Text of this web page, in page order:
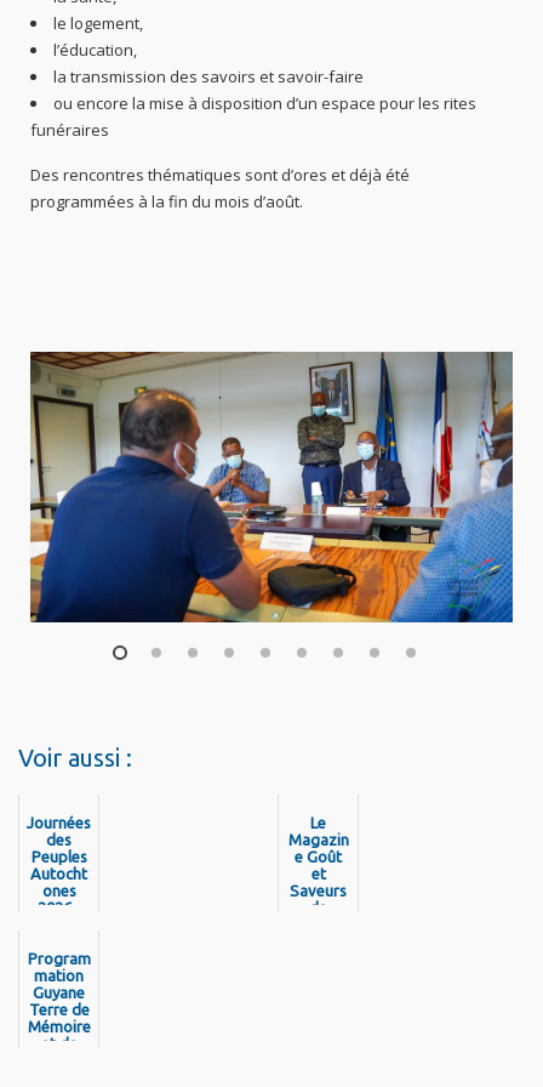
le logement,
l’éducation,
la transmission des savoirs et savoir-faire
ou encore la mise à disposition d’un espace pour les rites
funéraires
Des rencontres thématiques sont d’ores et déjà été
programmées à la fin du mois d’août.
1
Voir aussi :
Journées
des
Peuples
Autocht
ones
2026 -
program
mation
Le
Magazin
e Goût
et
Saveurs
de
Program
mation
Guyane
Terre de
Mémoire
et de